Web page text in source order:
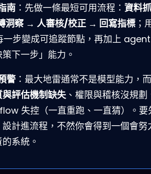
南：先做一條最短可用流程： 資料
洞察 → 人審核/校正 → 回寫指標 ；
一步變成可追蹤節點，再加上
策下一步」能力。
警：最大地雷通常不是模型能力，
評估機制缺失、權限與稽核沒規劃
失控（一直重跑、一直猜）。要
設計進流程，不然你會得到一個會努
系統。